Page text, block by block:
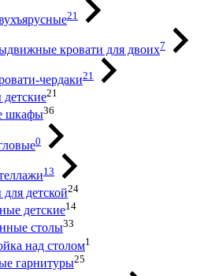
21
кровати для двоих7
чердаки21
21
шкафы36
0
13
детской24
детские14
столы33
над столом1
гарнитуры25